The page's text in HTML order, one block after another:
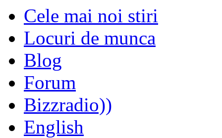
Cele mai noi stiri
Locuri de munca
Blog
Forum
Bizzradio))
English